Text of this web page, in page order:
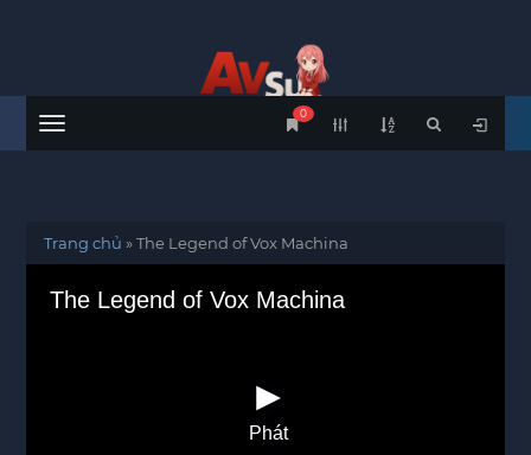
Menu
0
Trang chủ »The Legend of Vox Machina
The Legend of Vox Machina
Phát